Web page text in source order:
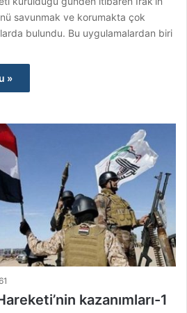
savunmak ve korumakta çok
bulundu. Bu uygulamalardan biri
»
kazanımları-1